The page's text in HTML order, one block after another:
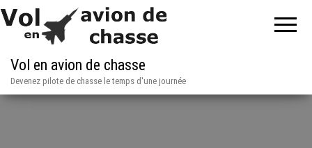
Vol en avion de chasse
Devenez pilote de chasse le temps d'une journée